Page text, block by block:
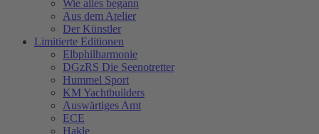
Wie alles begann
Aus dem Atelier
Der Künstler
Limitierte Editionen
Elbphilharmonie
DGzRS Die Seenotretter
Hummel Sport
KM Yachtbuilders
Auswärtiges Amt
ECE
Hakle